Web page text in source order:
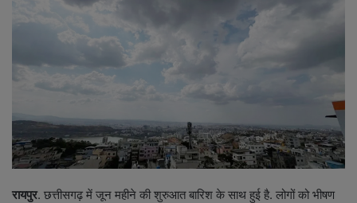
रायपुर. छत्तीसगढ़ में जून महीने की शुरुआत बारिश के साथ हुई है. लोगों को भीषण